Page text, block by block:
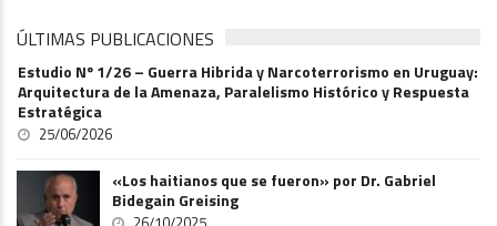
ÚLTIMAS PUBLICACIONES
Estudio Nº 1/26 – Guerra Hibrida y Narcoterrorismo en Uruguay:
Arquitectura de la Amenaza, Paralelismo Histórico y Respuesta
Estratégica
25/06/2026
«Los haitianos que se fueron» por Dr. Gabriel
Bidegain Greising